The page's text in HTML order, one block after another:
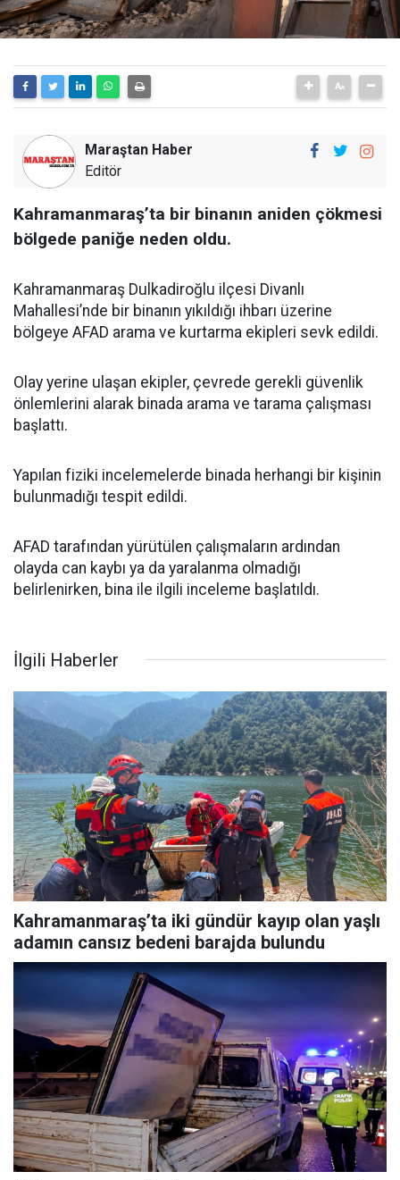
Maraştan Haber
Editör
Kahramanmaraş’ta bir binanın aniden çökmesi
bölgede paniğe neden oldu.
Kahramanmaraş Dulkadiroğlu ilçesi Divanlı
Mahallesi’nde bir binanın yıkıldığı ihbarı üzerine
bölgeye AFAD arama ve kurtarma ekipleri sevk edildi.
Olay yerine ulaşan ekipler, çevrede gerekli güvenlik
önlemlerini alarak binada arama ve tarama çalışması
başlattı.
Yapılan fiziki incelemelerde binada herhangi bir kişinin
bulunmadığı tespit edildi.
AFAD tarafından yürütülen çalışmaların ardından
olayda can kaybı ya da yaralanma olmadığı
belirlenirken, bina ile ilgili inceleme başlatıldı.
İlgili Haberler
Kahramanmaraş’ta iki gündür kayıp olan yaşlı
adamın cansız bedeni barajda bulundu